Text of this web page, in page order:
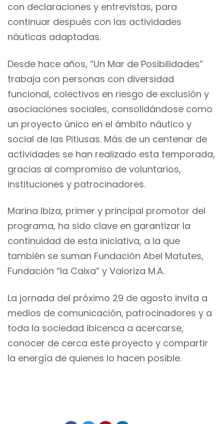
con declaraciones y entrevistas, para
continuar después con las actividades
náuticas adaptadas.
Desde hace años, “Un Mar de Posibilidades”
trabaja con personas con diversidad
funcional, colectivos en riesgo de exclusión y
asociaciones sociales, consolidándose como
un proyecto único en el ámbito náutico y
social de las Pitiusas. Más de un centenar de
actividades se han realizado esta temporada,
gracias al compromiso de voluntarios,
instituciones y patrocinadores.
Marina Ibiza, primer y principal promotor del
programa, ha sido clave en garantizar la
continuidad de esta iniciativa, a la que
también se suman Fundación Abel Matutes,
Fundación “la Caixa” y Valoriza M.A.
La jornada del próximo 29 de agosto invita a
medios de comunicación, patrocinadores y a
toda la sociedad ibicenca a acercarse,
conocer de cerca este proyecto y compartir
la energía de quienes lo hacen posible.